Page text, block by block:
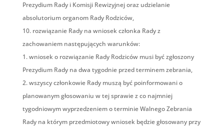
Prezydium Rady i Komisji Rewizyjnej oraz udzielanie
absolutorium organom Rady Rodziców,
rozwiązanie Rady na wniosek członka Rady z
zachowaniem następujących warunków:
wniosek o rozwiązanie Rady Rodziców musi być zgłoszony
Prezydium Rady na dwa tygodnie przed terminem zebrania,
wszyscy członkowie Rady muszą być poinformowani o
planowanym głosowaniu w tej sprawie z co najmniej
tygodniowym wyprzedzeniem o terminie Walnego Zebrania
Rady na którym przedmiotowy wniosek będzie głosowany przy